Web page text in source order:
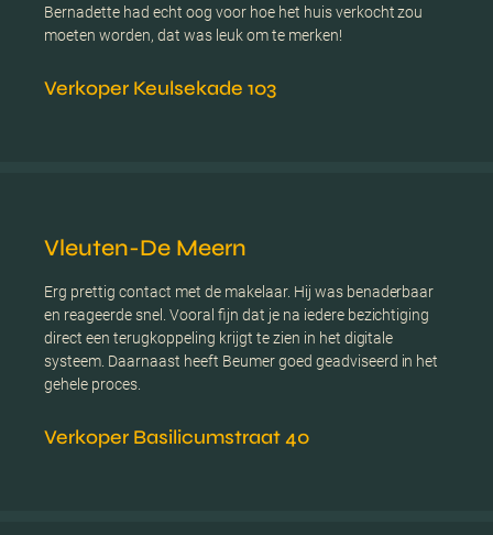
Bernadette had echt oog voor hoe het huis verkocht zou
moeten worden, dat was leuk om te merken!
Verkoper Keulsekade 103
Vleuten-De Meern
Erg prettig contact met de makelaar. Hij was benaderbaar
en reageerde snel. Vooral fijn dat je na iedere bezichtiging
direct een terugkoppeling krijgt te zien in het digitale
systeem. Daarnaast heeft Beumer goed geadviseerd in het
gehele proces.
Verkoper Basilicumstraat 40